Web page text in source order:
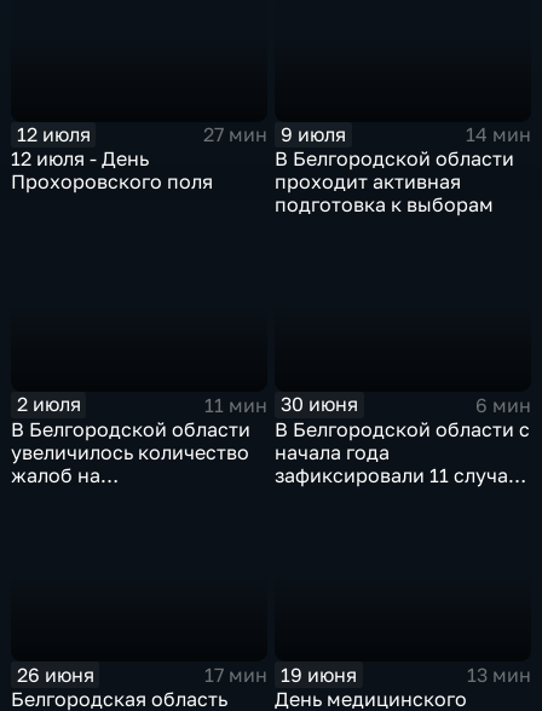
12 июля
27 мин
12 июля - День
Прохоровского поля
9 июля
14 мин
В Белгородской области
проходит активная
подготовка к выборам
2 июля
11 мин
В Белгородской области
увеличилось количество
жалоб на
30 июня
6 мин
В Белгородской области с
начала года
зафиксировали 11 случаев
26 июня
17 мин
Белгородская область
19 июня
13 мин
День медицинского